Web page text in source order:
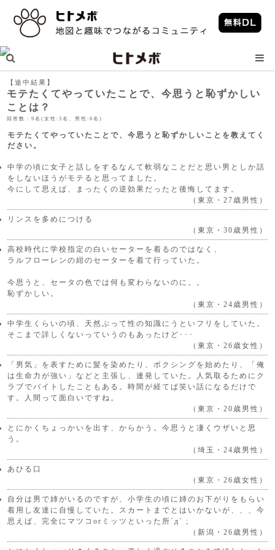
【途中結果】
モテたくてやっていたことで、今思うと恥ずかしい
ことは？
回答数：9名(女性:3名、男性:6名)
モテたくてやっていたことで、今思うと恥ずかしいことを教えてく
ださい。
中学の頃に女子と話しをするなんて軟弱なことだと思い男としか話
をしないほうがモテると思ってました。
今にして思えば、まったくの逆効果だったと後悔してます。
（東京・27歳男性）
リンスを多めにつける
（東京・30歳男性）
高校時代に学校指定の白いセーターを着るのではなく、
ラルフローレンの紺のセーターを着て行っていた。
今思うと、セータの色では何も変わらないのに。。
恥ずかしい。
（東京・24歳男性）
中学生くらいの頃、天然ぶって性の知識にうといフリをしていた。
そこまで詳しくないっていうのもあったけど･･･
（東京・26歳女性）
「男気」を表すために髪を染めたり、ボクシングを始めたり、「俺
は生命力が強い」などと主張し、連発していた。人気取るためにク
ラブでバイトしたこともある。時間が経てば笑い話になるだけで
す。人間って面白いですね。
（東京・20歳男性）
とにかくちょっかいを出す、からかう。今思うと凄くウザいと思
う。
（埼玉・24歳男性）
あひる口
（東京・26歳女性）
自分は男で姉がいるのですが、小学生の頃に姉のお下がりをもらい
着用し友達に自慢していた。スカートまでとはいかないが、、、今
思えば、完全にマツコorミッツといった所´д` ;
（新潟・26歳男性）